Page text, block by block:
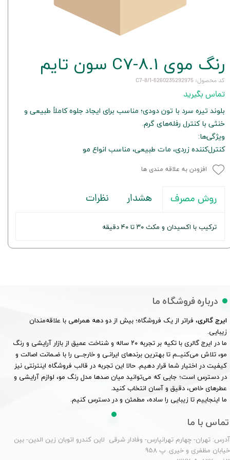
رنگ موی C7-8.1 سون تایم
کد محصول: 6260235292975-C7-8/1
تماس بگیرید
بلوند تیره سرد با تون دودی؛ مناسب برای ایجاد جلوه کاملاً طبیعی و
خنثی با کنترل رفله‌های گرم.
ویژگی‌ها:
کنترل‌کننده زردی، مات طبیعی، مناسب انواع مو
افزودن به علاقه مندی ها
روش مصرف هشدار نظرات
ترکیب با اکسیدان و مکث ۳۰ تا ۴۰ دقیقه
درباره فروشگاه ما
ایرج گالری، فراتر از یک فروشگاه؛ بیش از دو دهه همراهی با علاقه‌مندان
زیبایی.
ما در ایرج گالری با تکیه بر تجربه ۲۰ ساله و شناخت عمیق از بازار آرایشی و رنگ
مو، تلاش می‌کنیــم تا بهترین برندهای ایرانـی و خارجــی را با ضـمانت اصالت و
کیفیت در اختیار شما قرار دهیم. حالا این تجربه در قالب فروشگاه اینترنتی نیز
در دسترس است؛ جایی که می‌توانید میان صدها مدل رنگ مو، لوازم آرایشی و
عطرهای خاص، دقیق و آسان انتخاب کنید.
ما اینجاییم تا زیبایی را ساده، مطمئن و در دسترس کنیم.
تماس با ما
آدرس: تهران- چهارم تهرانپارس- وفادار شرقی لاین کندرو اتوبان زین الدین- بین
خیابان مظفری و خیری. پ 958